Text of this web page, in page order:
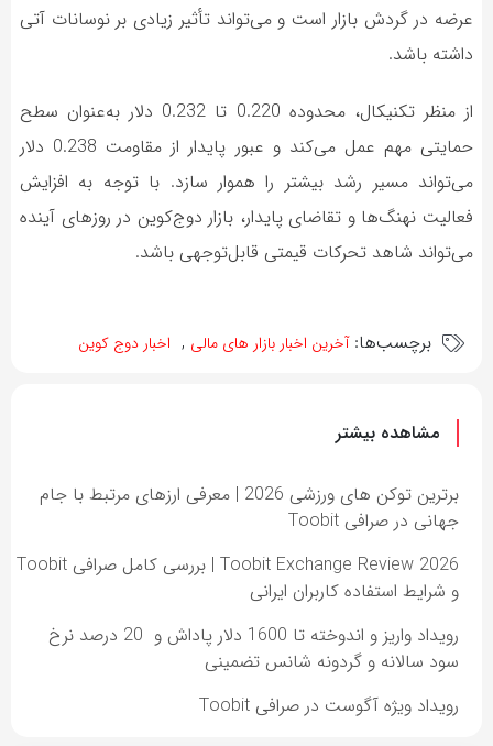
عرضه در گردش بازار است و می‌تواند تأثیر زیادی بر نوسانات آتی
داشته باشد.
از منظر تکنیکال، محدوده 0.220 تا 0.232 دلار به‌عنوان سطح
حمایتی مهم عمل می‌کند و عبور پایدار از مقاومت 0.238 دلار
می‌تواند مسیر رشد بیشتر را هموار سازد. با توجه به افزایش
فعالیت نهنگ‌ها و تقاضای پایدار، بازار دوج‌کوین در روزهای آینده
می‌تواند شاهد تحرکات قیمتی قابل‌توجهی باشد.
برچسب‌ها: آخرین اخبار بازار های مالی , اخبار دوج کوین
مشاهده بیشتر
برترین توکن های ورزشی 2026 | معرفی ارزهای مرتبط با جام
جهانی در صرافی Toobit
Toobit Exchange Review 2026 | بررسی کامل صرافی Toobit
و شرایط استفاده کاربران ایرانی
رویداد واریز و اندوخته تا 1600 دلار پاداش و 20 درصد نرخ
سود سالانه و گردونه شانس تضمینی
رویداد ویژه آگوست در صرافی Toobit